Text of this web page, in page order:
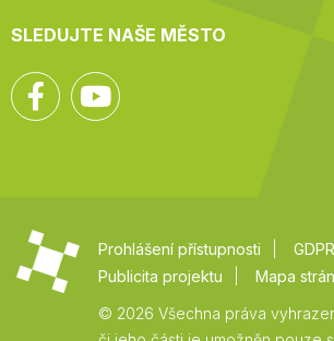
SLEDUJTE NAŠE MĚSTO
Facebook
Prohlášení přístupnosti
GDPR
Publicita projektu
Mapa
© 2026 Všechna práva